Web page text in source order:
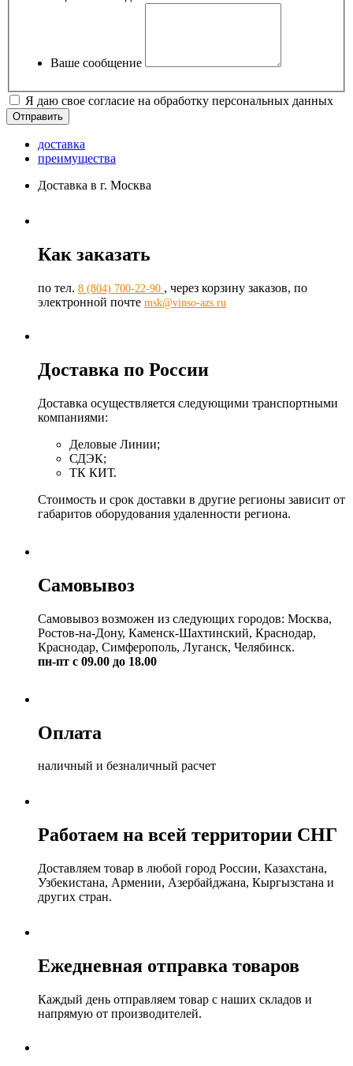
Ваше сообщение
Я даю свое согласие на обработку персональных данных
доставка
преимущества
Доставка в г. Москва
Как заказать
по тел. 8 (804) 700-22-90 , через корзину заказов, по
электронной почте msk@vinso-azs.ru
Доставка по России
Доставка осуществляется следующими транспортными
компаниями:
Деловые Линии;
СДЭК;
ТК КИТ.
Стоимость и срок доставки в другие регионы зависит от
габаритов оборудования удаленности региона.
Самовывоз
Самовывоз возможен из следующих городов: Москва,
Ростов-на-Дону, Каменск-Шахтинский, Краснодар,
Краснодар, Симферополь, Луганск, Челябинск.
пн-пт с 09.00 до 18.00
Оплата
наличный и безналичный расчет
Работаем на всей территории СНГ
Доставляем товар в любой город России, Казахстана,
Узбекистана, Армении, Азербайджана, Кыргызстана и
других стран.
Ежедневная отправка товаров
Каждый день отправляем товар с наших складов и
напрямую от производителей.